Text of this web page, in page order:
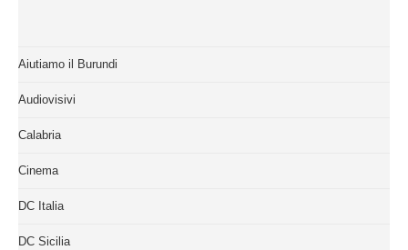
Aiutiamo il Burundi
Audiovisivi
Calabria
Cinema
DC Italia
DC Sicilia